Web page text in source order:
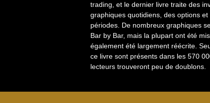
trading, et le dernier livre traite des
graphiques quotidiens, des options
périodes. De nombreux graphiques
Bar by Bar, mais la plupart ont été
également été largement réécrite.
ce livre sont présents dans les 570
lecteurs trouveront peu de doublons.